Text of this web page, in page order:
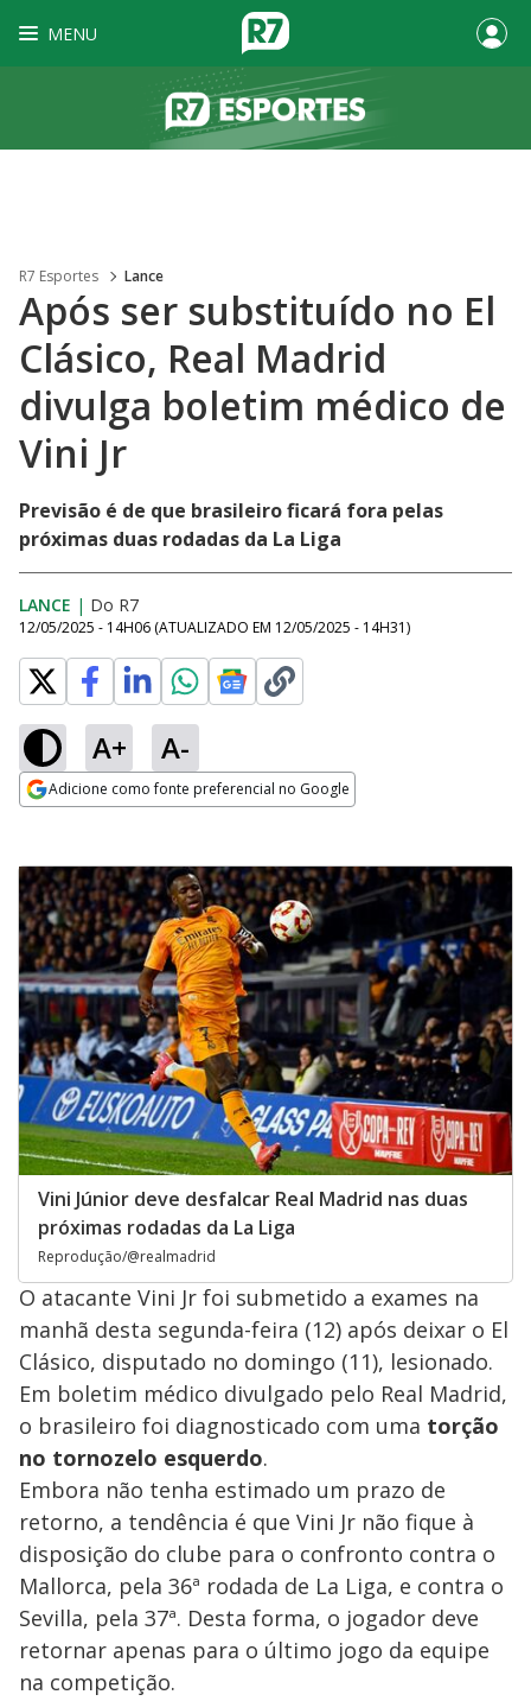
MENU
R7 Esportes Lance
Após ser substituído no El
Clásico, Real Madrid
divulga boletim médico de
Vini Jr
Previsão é de que brasileiro ficará fora pelas
próximas duas rodadas da La Liga
LANCE | Do R7
12/05/2025 - 14H06 (ATUALIZADO EM 12/05/2025 - 14H31)
A+ A-
Adicione como fonte preferencial no Google
Vini Júnior deve desfalcar Real Madrid nas duas
próximas rodadas da La Liga
Reprodução/@realmadrid
O atacante Vini Jr foi submetido a exames na
manhã desta segunda-feira (12) após deixar o El
Clásico, disputado no domingo (11), lesionado.
Em boletim médico divulgado pelo Real Madrid,
o brasileiro foi diagnosticado com uma torção
no tornozelo esquerdo.
Embora não tenha estimado um prazo de
retorno, a tendência é que Vini Jr não fique à
disposição do clube para o confronto contra o
Mallorca, pela 36ª rodada de La Liga, e contra o
Sevilla, pela 37ª. Desta forma, o jogador deve
retornar apenas para o último jogo da equipe
na competição.